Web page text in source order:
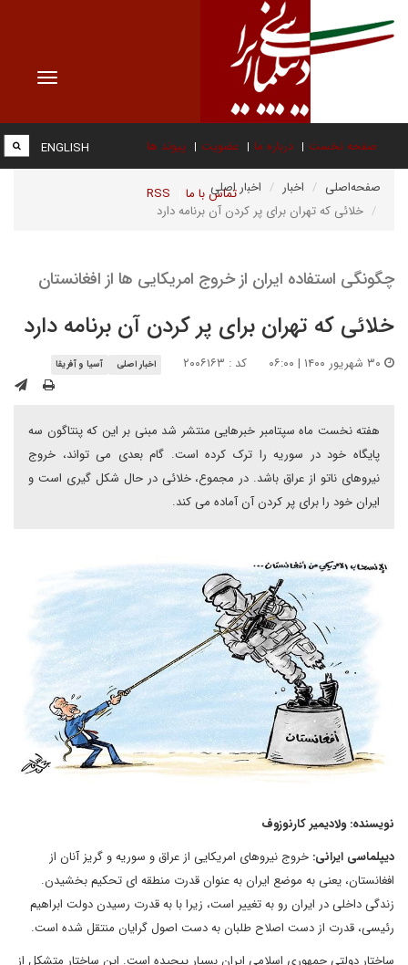
Toggle
صفحه نخست درباره ما عضویت پیوند ها
تماس با ما RSS
ENGLISH
صفحه‌اصلی اخبار
اخبار اصلی
خلائی که تهران برای پر کردن آن برنامه دارد
چگونگی استفاده ایران از خروج امریکایی ها از افغانستان
خلائی که تهران برای پر کردن آن برنامه دارد
کد : ۲۰۰۶۱۶۳ اخبار اصلی آسیا و آفریقا
هفته نخست ماه سپتامبر خبرهایی منتشر شد مبنی بر این که پنتاگون سه
پایگاه خود در سوریه را ترک کرده است. گام بعدی می تواند، خروج
نیروهای ناتو از عراق باشد. در مجموع، خلائی در حال شکل گیری است و
ایران خود را برای پر کردن آن آماده می کند.
نویسنده: ولادیمیر کارنوزوف
دیپلماسی ایرانی: خروج نیروهای امریکایی از عراق و سوریه و گریز آنان از
افغانستان، یعنی به موضع ایران به عنوان قدرت منطقه ای تحکیم بخشیدن.
زندگی داخلی در ایران رو به تغییر است، زیرا با به قدرت رسیدن دولت ابراهیم
رئیسی، قدرت از دست اصلاح طلبان به دست اصول گرایان منتقل شده است.
ساختار دولتی جمهوری اسلامی ایران بسیار پیچیده است. این ساختار متشکل از